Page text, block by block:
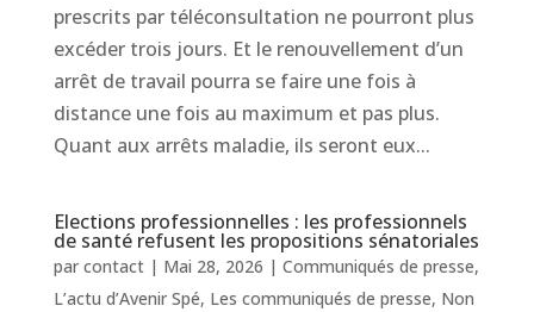
prescrits par téléconsultation ne pourront plus
excéder trois jours. Et le renouvellement d’un
arrêt de travail pourra se faire une fois à
distance une fois au maximum et pas plus.
Quant aux arrêts maladie, ils seront eux...
Elections professionnelles : les professionnels
de santé refusent les propositions sénatoriales
par contact| Mai 28, 2026 | Communiqués de presse,
L’actu d’Avenir Spé, Les communiqués de presse, Non